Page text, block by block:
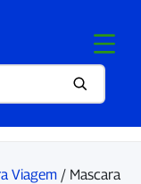
Viagem / Mascara